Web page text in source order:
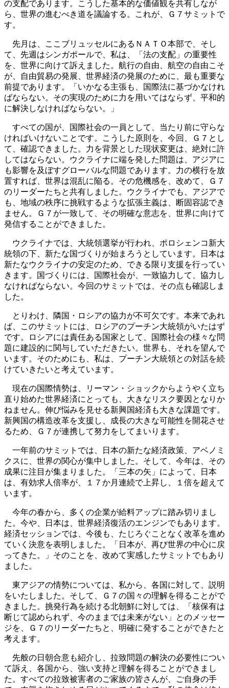
の支配であります。こうした基本的な価値観を共有しなが
ら、世界の進むべき道を議論する。これが、Ｇ７サミットで
す。
先月は、ここブリュッセルにあるＮＡＴＯ本部で、そし
て、先週はシンガポールで、私は、「法の支配」の重要性
を、世界に向けて訴えました。航行の自由、航空の自由こそ
が、自由貿易の発展、世界経済の発展のために、最も重要な
前提であります。「いかなる主張も、国際法に基づかなけれ
ばならない。その実現のために力を用いてはならず、平和的
に解決しなければならない。」
すべての国が、国際社会の一員として、当たり前に守らな
ければいけないことです。こうした原則を、今回、Ｇ７とし
て、確認できました。力を背景とした現状変更は、絶対に許
してはならない。ウクライナに端を発した問題は、アジアに
も影響を及ぼすグローバルな問題であります。力の横行を放
置すれば、世界は混乱に陥る。その危機感を、改めて、Ｇ７
のリーダーたちと共有しました。ウクライナでも、アジアで
も、地域の秩序に挑戦するような拡張主義は、断固容認でき
ません。Ｇ７が一致して、その明確な意志を、世界に向けて
発信することができました。
ウクライナでは、大統領選挙が行われ、ポロシェンコ新大
統領の下、新たな国づくりが始まろうとしています。日本は
新たなウクライナの安定のため、できる限り支援を行ってい
きます。国づくりには、国際社会が、一致協力して、協力し
なければならない。今回のサミットでは、その点も確認しま
した。
とりわけ、隣国・ロシアの協力が不可欠です。本来であれ
ば、このサミットには、ロシアのプーチン大統領がいたはず
です。ロシアには責任ある国家として、国際社会の様々な問
題に建設的に関与していただきたい。世界も、それを望んで
います。そのためにも、私は、プーチン大統領との対話を続
けていきたいと考えています。
現在の国際情勢は、リーマン・ショックからようやく立ち
直り始めた世界経済にとっても、大きなリスク要因となりか
ねません。伸び悩みを見せる新興国経済も大きな課題です。
新興国の構造改革を支援し、成長の大きな可能性を開花させ
るため、Ｇ７が連携して努力をしてまいります。
一年前のサミットでは、日本の新たな経済政策、アベノミ
クスに、世界の関心が集中しました。そして、今年は、その
成果に注目が集まりました。「三本の矢」によって、日本
は、有効求人倍率が、１７か月連続で上昇し、１倍を超えて
います。
今年の春から、多くの企業が給料アップに踏み切りまし
た。今や、日本は、世界経済復活のエンジンでもあります。
経済セッションでは、今後も、たじろぐことなく改革を進め
ていく決意を表明しました。「日本が、再び世界の中心に戻
ってきた。」そのことを、改めて実感したサミットでもあり
ました。
東アジアの情勢については、私から、各国に対して、説明
をいたしました。そして、Ｇ７の国々の理解を得ることがで
きました。挑発行為を続ける北朝鮮に対しては、「核保有は
断じて認められず、今のままでは未来がない」とのメッセー
ジを、Ｇ７のリーダーたちと、明確に発することができたと
考えます。
先般の日朝合意も紹介し、拉致問題の解決の必要性につい
て訴え、各国から、強い支持と理解を得ることができまし
た。すべての拉致被害者のご家族の皆さんが、ご自身の手